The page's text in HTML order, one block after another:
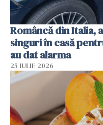
Româncă din Italia,
singuri în casă
au dat alarma
25 IULIE 2026